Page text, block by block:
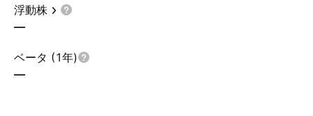
浮動株
—
ベータ (1年)
—